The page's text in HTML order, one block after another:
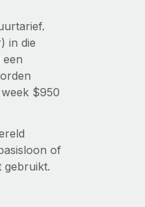
in die
$950
of
gebruikt.